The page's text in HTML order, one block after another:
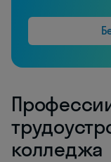
колледжа